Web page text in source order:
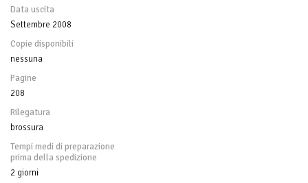
Data uscita
Settembre 2008
Copie disponibili
nessuna
Pagine
208
Rilegatura
brossura
Tempi medi di preparazione
prima della spedizione
2 giorni